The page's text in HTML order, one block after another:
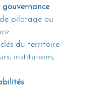
gouvernance
pilotage ou
du territoire
institutions,